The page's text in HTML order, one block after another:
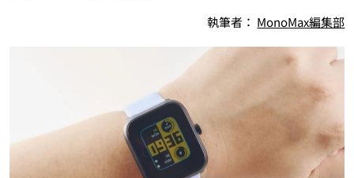
執筆者： MonoMax編集部